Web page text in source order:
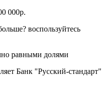
000р.
воспользуйтесь
равными долями
Банк "Русский-стандарт"